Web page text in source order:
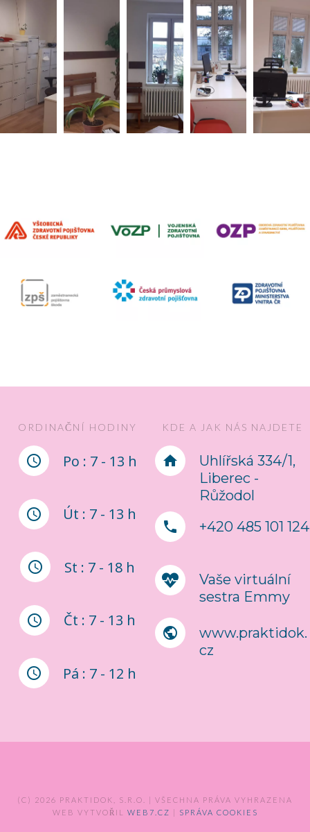
ORDINAČNÍ HODINY
Po : 7 - 13 h
Út : 7 - 13 h
St : 7 - 18 h
Čt : 7 - 13 h
Pá : 7 - 12 h
KDE A JAK NÁS NAJDETE
Uhlířská 334/1,
Liberec -
Růžodol
+420 485 101 124
Vaše virtuální
sestra Emmy
www.praktidok.
cz
(C) 2026 PRAKTIDOK, S.R.O. | VŠECHNA PRÁVA VYHRAZENA
WEB VYTVOŘIL
WEB7.CZ | SPRÁVA COOKIES